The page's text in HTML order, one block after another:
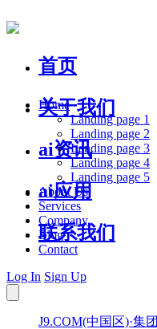
首页
关于我们
ai资讯
ai应用
联系我们
Home
Landing page 1
Landing page 2
Landing page 3
Landing page 4
Landing page 5
About Us
Services
Company
Blog
Contact
Log In Sign Up
J9.COM(中国区)·集团